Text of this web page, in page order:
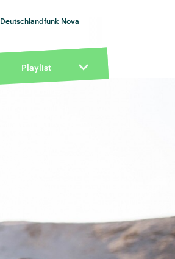
Deutschlandfunk Nova
Playlist